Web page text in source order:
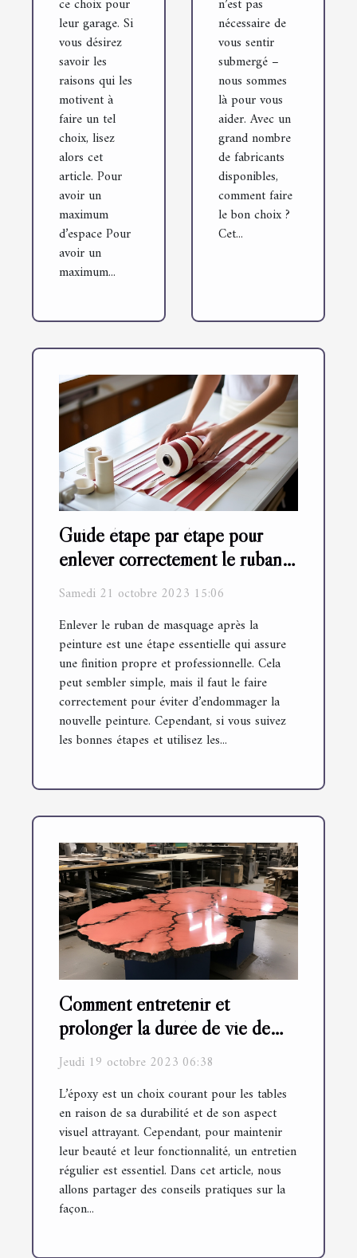
ce choix pour
leur garage. Si
vous désirez
savoir les
raisons qui les
motivent à
faire un tel
choix, lisez
alors cet
article. Pour
avoir un
maximum
d’espace Pour
avoir un
maximum...
n’est pas
nécessaire de
vous sentir
submergé –
nous sommes
là pour vous
aider. Avec un
grand nombre
de fabricants
disponibles,
comment faire
le bon choix ?
Cet...
Guide étape par étape pour
enlever correctement le ruban
de masquage après la peinture
Samedi 21 octobre 2023 15:06
Enlever le ruban de masquage après la
peinture est une étape essentielle qui assure
une finition propre et professionnelle. Cela
peut sembler simple, mais il faut le faire
correctement pour éviter d’endommager la
nouvelle peinture. Cependant, si vous suivez
les bonnes étapes et utilisez les...
Comment entretenir et
prolonger la durée de vie de
vos tables en résine époxy
Jeudi 19 octobre 2023 06:38
L’époxy est un choix courant pour les tables
en raison de sa durabilité et de son aspect
visuel attrayant. Cependant, pour maintenir
leur beauté et leur fonctionnalité, un entretien
régulier est essentiel. Dans cet article, nous
allons partager des conseils pratiques sur la
façon...